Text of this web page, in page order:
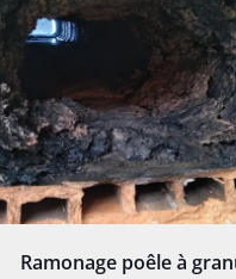
Ramonage poêle à